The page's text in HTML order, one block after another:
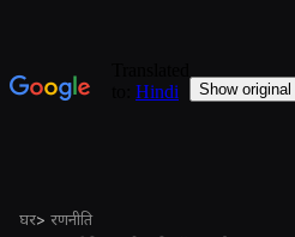
घर> रणनीति